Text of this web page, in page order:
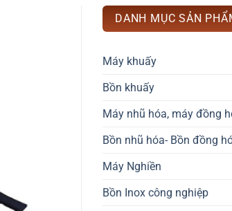
DANH MỤC SẢN
Máy khuấy
Bồn khuấy
Máy nhũ hóa, máy đồng
Bồn nhũ hóa- Bồn đồng
Máy Nghiền
Bồn Inox công nghiệp